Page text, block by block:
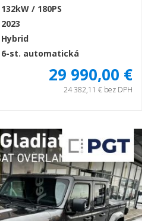
132kW / 180PS
2023
Hybrid
6-st. automatická
29 990,00 €
24 382,11 € bez DPH